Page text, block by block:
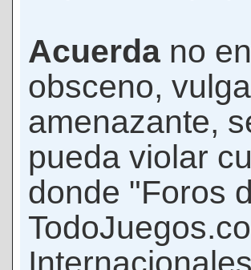
Acuerda no
obsceno,
amenazante,
pueda violar
donde "Foros